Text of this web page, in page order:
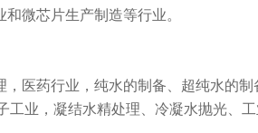
微芯片生产制造等行业。
医药行业，纯水的制备、超纯水的
业，凝结水精处理、冷凝水抛光、工